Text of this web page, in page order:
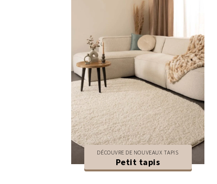
DÉCOUVRE DE NOUVEAUX TAPIS
Petit tapis